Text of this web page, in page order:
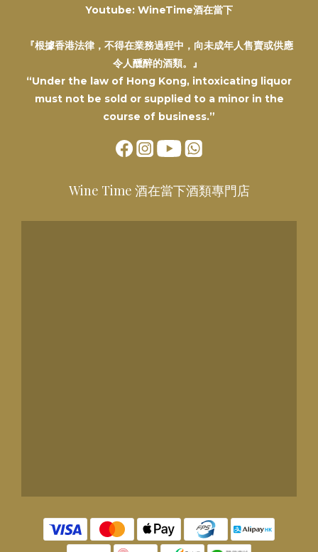
Youtube: WineTime酒在當下
『根據香港法律，不得在業務過程中，向未成年人售賣或供應
令人醺醉的酒類。』
“Under the law of Hong Kong, intoxicating liquor
must not be sold or supplied to a minor in the
course of business.”
Wine Time 酒在當下酒類專門店